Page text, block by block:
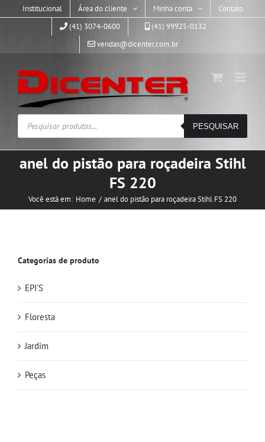
Institucional Área do cliente Minha conta
Contato
(41) 3074-0600
(41) 99925-0132
vendas@dicenter.com.br
Pesquisar
produtos
PESQUISAR
anel do pistão para roçadeira Stihl
FS 220
Você está em: Home anel do pistão para roçadeira Stihl FS 220
Categorias de produto
EPI'S
Floresta
Jardim
Peças